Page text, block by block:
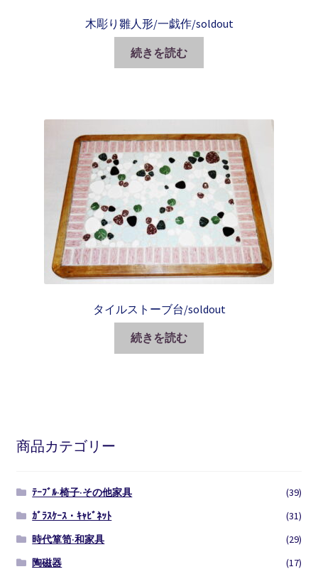
木彫り雛人形/一戯作/soldout
続きを読む
タイルストーブ台/soldout
続きを読む
商品カテゴリー
ﾃｰﾌﾞﾙ·椅子·その他家具
(39)
ｶﾞﾗｽｹｰｽ・ｷｬﾋﾞﾈｯﾄ
(31)
時代箪笥·和家具
(29)
陶磁器
(17)